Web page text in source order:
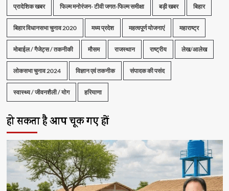
प्रादेशिक खबर फिल्म मनोरंजन- टीवी जगत-फिल्म समीक्षा बड़ी खबर बिहार
बिहार विधानसभा चुनाव 2020 मध्य प्रदेश महत्वपूर्ण योजनाएं महाराष्ट्र
मोबाईल / गैजेट्स / तकनीकी मौसम राजस्थान राष्ट्रीय लेख/आलेख
लोकसभा चुनाव 2024 विज्ञान एवं तकनीक संपादक की पसंद
स्वास्थ्य / जीवनशैली / योग हरियाणा
हो सकता है आप चूक गए हों